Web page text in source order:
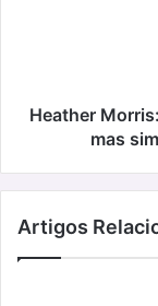
pela
Heather
mas
Artigos